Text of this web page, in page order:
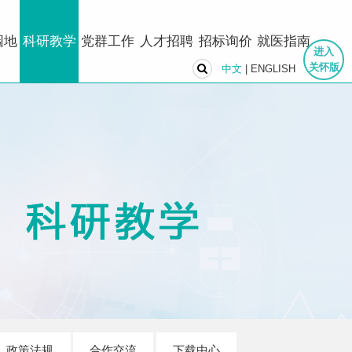
地 科研教学 党群工作 人才招聘 招标询价 就医指南
进入
关怀版
中文 ENGLISH